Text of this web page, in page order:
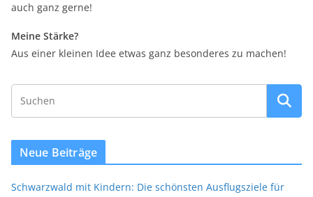
auch ganz gerne!
Meine Stärke?
Aus einer kleinen Idee etwas ganz besonderes zu machen!
Neue Beiträge
Schwarzwald mit Kindern: Die schönsten Ausflugsziele für